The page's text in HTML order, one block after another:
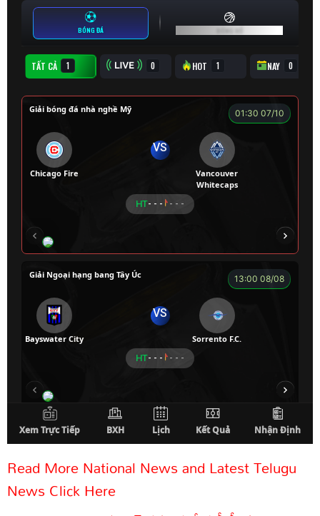
Read More National News and Latest Telugu
News Click Here